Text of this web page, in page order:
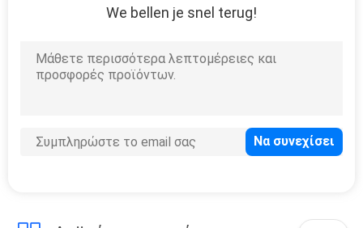
της Kraft
We bellen je snel terug!